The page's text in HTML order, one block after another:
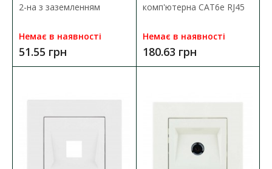
2-на з заземленням
Немає в наявності
51.55 грн
комп'ютерна CAT6e RJ45
Немає в наявності
180.63 грн